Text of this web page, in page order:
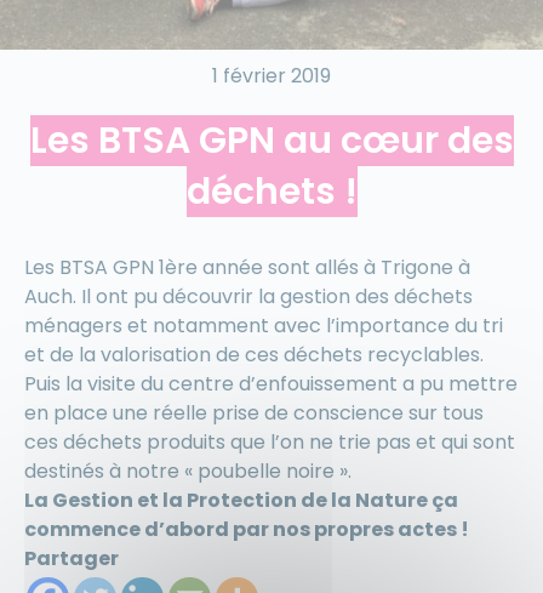
1 février 2019
Les BTSA GPN au cœur des
déchets !
Les BTSA GPN 1ère année sont allés à Trigone à
Auch. Il ont pu découvrir la gestion des déchets
ménagers et notamment avec l’importance du tri
et de la valorisation de ces déchets recyclables.
Puis la visite du centre d’enfouissement a pu mettre
en place une réelle prise de conscience sur tous
ces déchets produits que l’on ne trie pas et qui sont
destinés à notre « poubelle noire ».
La Gestion et la Protection de la Nature ça
commence d’abord par nos propres actes !
Partager